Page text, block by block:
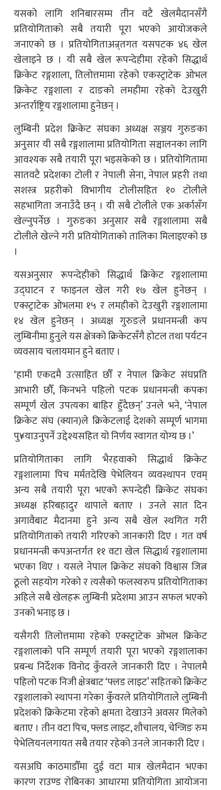
यसको लागि शनिबारसम्म तीन वटै खेलमैदानसँगै
प्रतियोगिताको सबै तयारी पूरा भएको आयोजकले
जनाएको छ । प्रतियोगिताअन्र्तगत यसपटक ४६ खेल
खेलाइने छ । यी सबै खेल रूपन्देहीमा रहेको सिद्धार्थ
क्रिकेट रङ्गशाला, तिलोत्तमामा रहेको एकस्ट्राटेक ओभल
क्रिकेट रङ्गशाला र दाङको लमहीमा रहेको देउखुरी
अन्तर्राष्ट्रिय रङ्गशालामा हुनेछन् ।
लुम्बिनी प्रदेश क्रिकेट संघका अध्यक्ष सञ्जय गुरुङका
अनुसार यी सबै रङ्गशालामा प्रतियोगिता सञ्चालनका लागि
आवश्यक सबै तयारी पूरा भइसकेको छ । प्रतियोगितामा
सातवटै प्रदेशका टोली र नेपाली सेना, नेपाल प्रहरी तथा
सशस्त्र प्रहरीको विभागीय टोलीसहित १० टोलीले
सहभागिता जनाउँदै छन् । यी सबै टोलीले एक अर्कासँग
खेल्नुपर्नेछ । गुरुङका अनुसार सबै रङ्गशालामा सबै
टोलीले खेल्ने गरी प्रतियोगिताको तालिका मिलाइएको छ
।
यसअनुसार रूपन्देहीको सिद्धार्थ क्रिकेट रङ्गशालामा
उद्घाटन र फाइनल खेल गरी १७ खेल हुनेछन् ।
एक्स्ट्राटेक ओभलमा १५ र लमहीको देउखुरी रङ्गशालामा
१४ खेल हुनेछन् । अध्यक्ष गुरुङले प्रधानमन्त्री कप
लुम्बिनीमा हुनुले यस क्षेत्रको क्रिकेटसँगै होटल तथा पर्यटन
व्यवसाय चलायमान हुने बताए ।
‘हामी एकदमै उत्साहित छौँ र नेपाल क्रिकेट संघप्रति
आभारी छौँ, किनभने पहिलो पटक प्रधानमन्त्री कपका
सम्पूर्ण खेल उपत्यका बाहिर हुँदैछन्’ उनले भने, ‘नेपाल
क्रिकेट संघ (क्यान)ले क्रिकेटलाई देशको सम्पूर्ण भागमा
पु¥याउनुपर्ने उद्देश्यसहित यो निर्णय स्वागत योग्य छ ।’
प्रतियोगिताका लागि भैरहवाको सिद्धार्थ क्रिकेट
रङ्गशालामा पिच मर्मतदेखि पेभेलियन व्यवस्थापन एवम्
अन्य सबै तयारी पूरा भएको रूपन्देही क्रिकेट संघका
अध्यक्ष हरिबहादुर थापाले बताए । उनले सात दिन
अगावैबाट मैदानमा हुने अन्य सबै खेल स्थगित गरी
प्रतियोगिताको तयारी गरिएको जानकारी दिए । गत वर्ष
प्रधानमन्त्री कपअन्तर्गत ११ वटा खेल सिद्धार्थ रङ्गशालामा
भएका थिए । यसले नेपाल क्रिकेट संघको विश्वास जित्न
ठूलो सहयोग गरेको र त्यसैको फलस्वरुप प्रतियोगिताका
अहिले सबै खेलहरू लुम्बिनी प्रदेशमा आउन सफल भएको
उनको भनाइ छ ।
यसैगरी तिलोत्तमामा रहेको एक्स्ट्राटेक ओभल क्रिकेट
रङ्गशालाको पनि सम्पूर्ण तयारी पूरा भएको रङ्गशालाका
प्रबन्ध निर्देशक विनोद कुँवरले जानकारी दिए । नेपालमै
पहिलो पटक निजी क्षेत्रबाट ‘फ्लड लाइट’ सहितको क्रिकेट
रङ्गशालाको स्थापना गरेका कुँवरले प्रतियोगिताले लुम्बिनी
प्रदेशको क्रिकेटमा रहेको क्षमता देखाउने अवसर मिलेको
बताए । तीन वटा पिच, फ्लड लाइट, शौचालय, चेन्जिङ रुम
पेभेलियनलगायत सबै तयार रहेको उनले जानकारी दिए ।
यसअघि काठमाडौँमा दुई वटा मात्र खेलमैदान भएका
कारण राउण्ड रोबिनका आधारमा प्रतियोगिता आयोजना